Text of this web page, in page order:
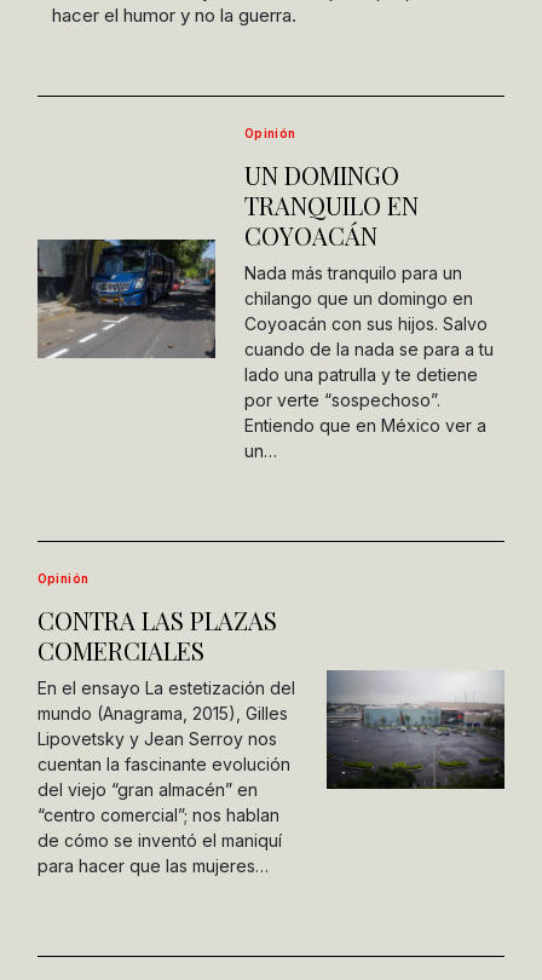
hacer el humor y no la guerra.
Opinión
UN DOMINGO
TRANQUILO EN
COYOACÁN
Nada más tranquilo para un
chilango que un domingo en
Coyoacán con sus hijos. Salvo
cuando de la nada se para a tu
lado una patrulla y te detiene
por verte “sospechoso”.
Entiendo que en México ver a
un…
Opinión
CONTRA LAS PLAZAS
COMERCIALES
En el ensayo La estetización del
mundo (Anagrama, 2015), Gilles
Lipovetsky y Jean Serroy nos
cuentan la fascinante evolución
del viejo “gran almacén” en
“centro comercial”; nos hablan
de cómo se inventó el maniquí
para hacer que las mujeres…